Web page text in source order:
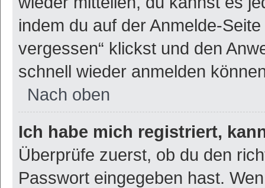
indem du auf der Anmelde-
vergessen“ klickst und den
schnell wieder anmelden
Nach oben
Ich habe mich registriert,
Überprüfe zuerst, ob du den
Passwort eingegeben hast.